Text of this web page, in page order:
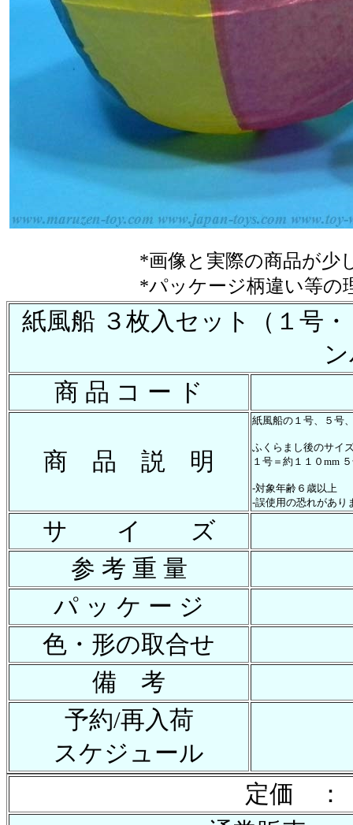
*画像と実際の商品が少
*パッケージ柄違い等の
紙風船 ３枚入セット（１号
商 品 コ ー ド
商 品 説 明
紙風船の１号、５号
ふくらまし後のサイ
１号＝約１１０mm
-対象年齢６歳以上
-誤使用の恐れがあり
サ イ ズ
参 考 重 量
パ ッ ケ ー ジ
色・形の取合せ
備 考
予約/再入荷
スケジュール
定価 ：